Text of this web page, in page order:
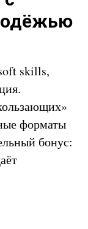
skills,
форматы
бонус: